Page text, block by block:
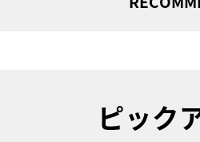
ピック